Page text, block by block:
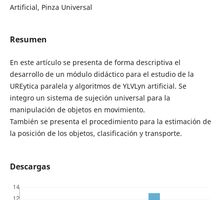
Artificial, Pinza Universal
Resumen
En este artículo se presenta de forma descriptiva el
desarrollo de un módulo didáctico para el estudio de la
UREytica paralela y algoritmos de YLVLyn artificial. Se
integro un sistema de sujeción universal para la
manipulación de objetos en movimiento.
También se presenta el procedimiento para la estimación de
la posición de los objetos, clasificación y transporte.
Descargas